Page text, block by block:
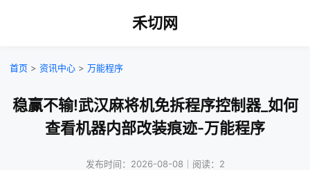
禾切网
首页 > 资讯中心 > 万能程序
稳赢不输!武汉麻将机免拆程序控制器_如何
查看机器内部改装痕迹-万能程序
发布时间：2026-08-08｜阅读：2